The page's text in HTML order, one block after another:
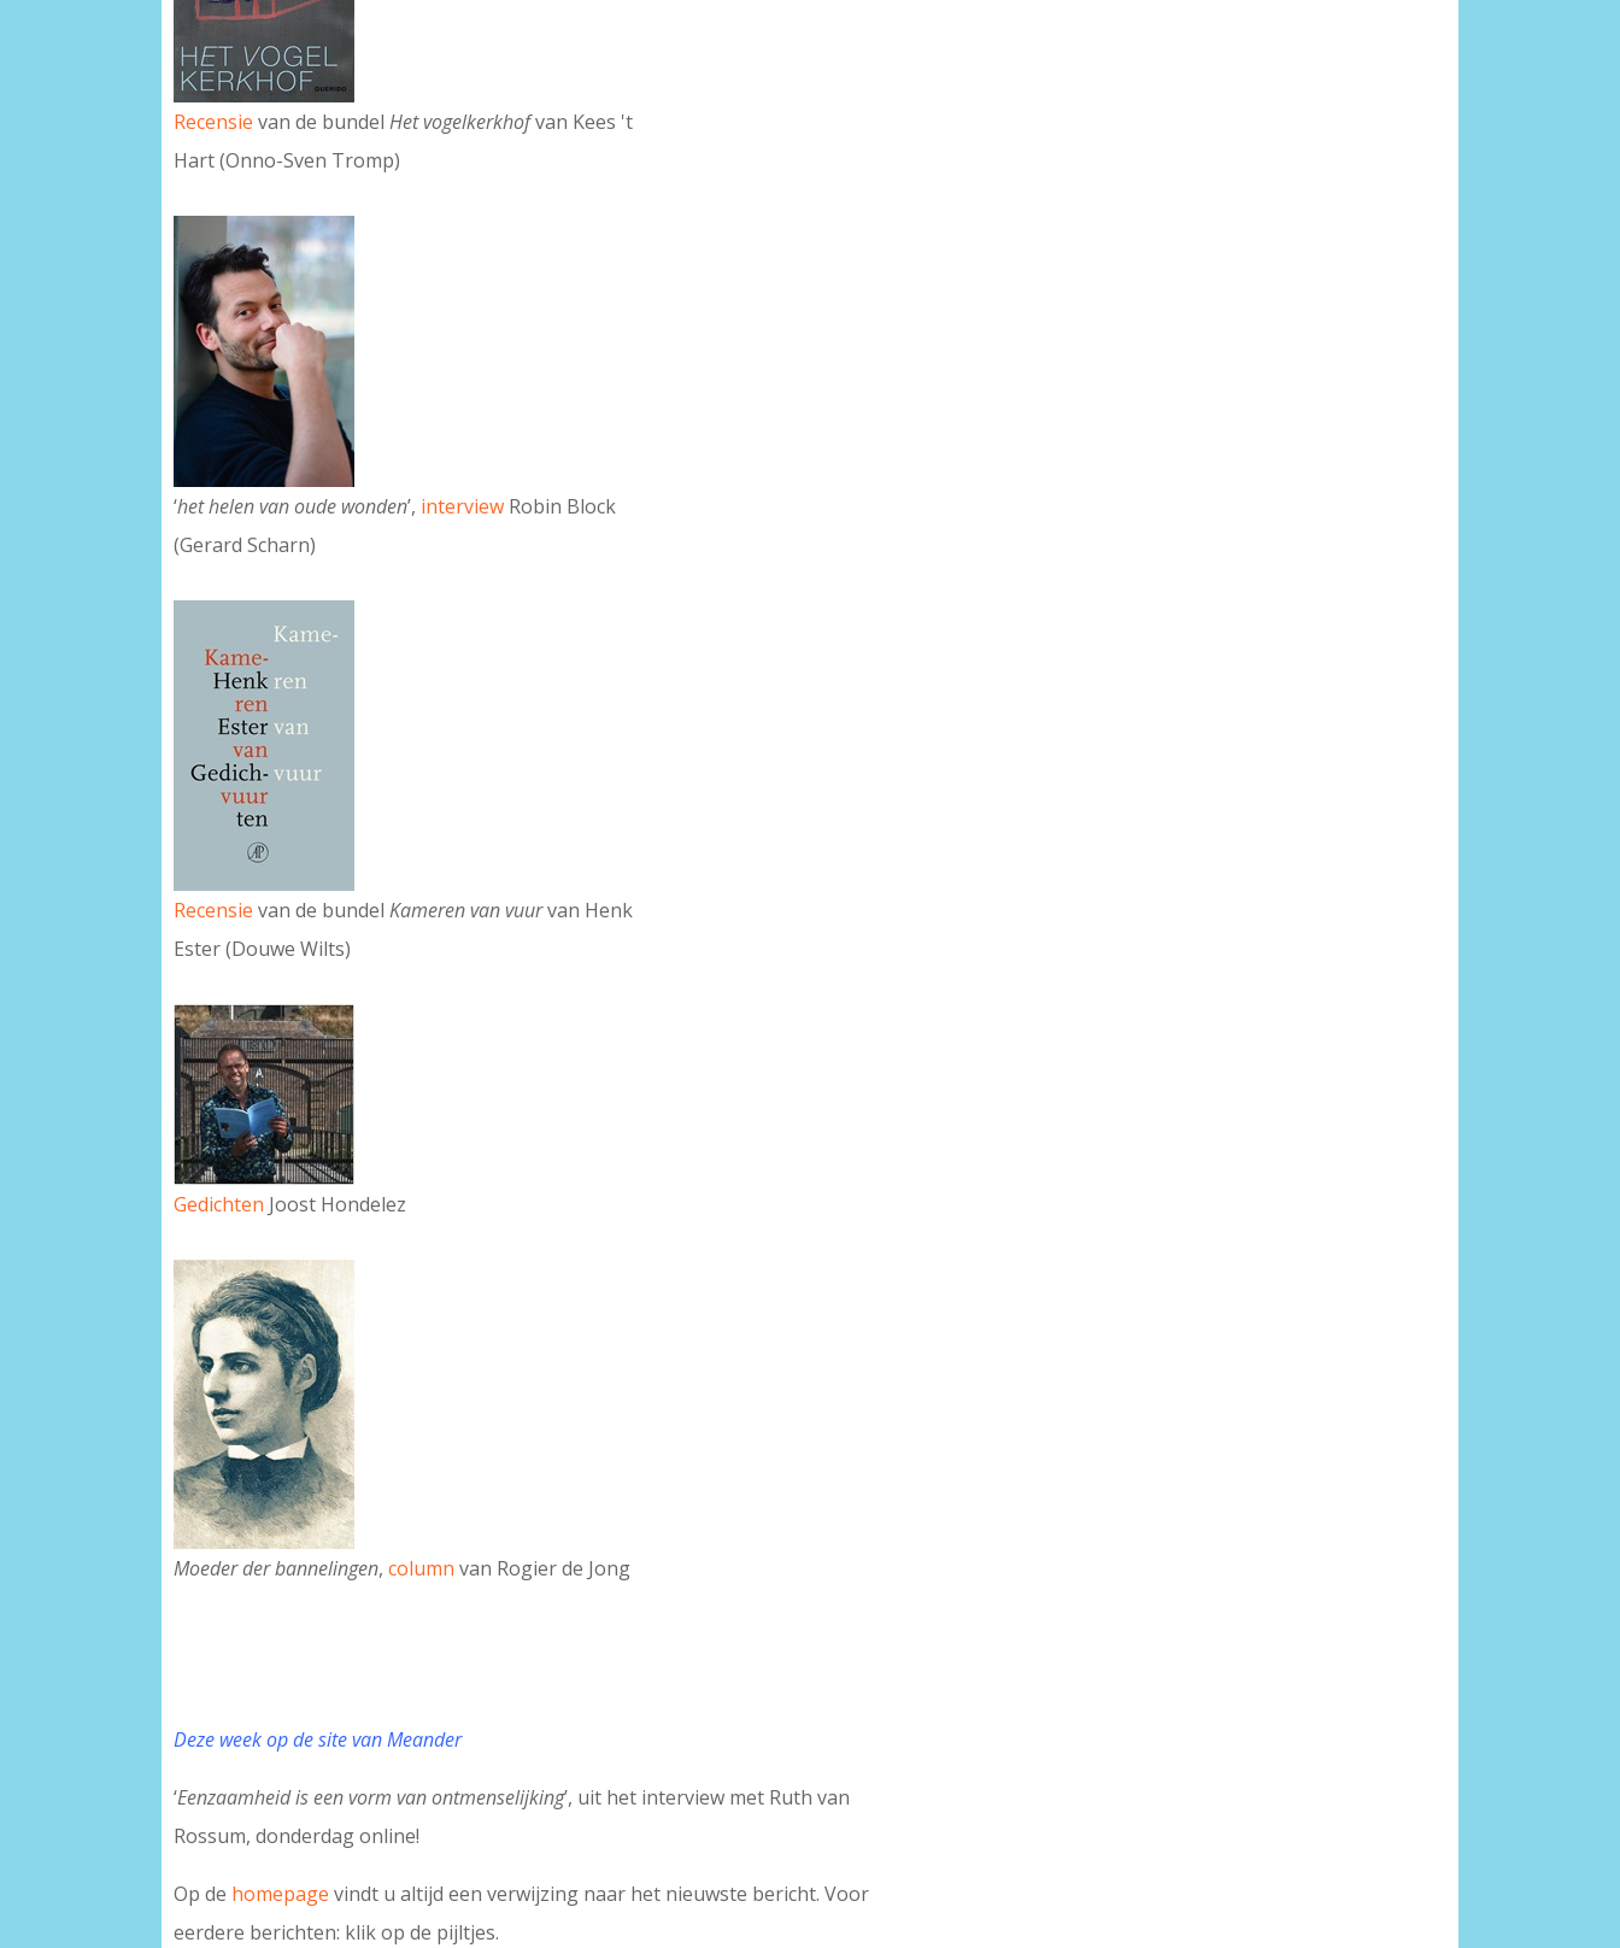
Recensie van de bundelHet vogelkerkhofvan Kees 't
Hart (Onno-Sven Tromp)
‘het helen van oude wonden’, interview Robin Block
(Gerard Scharn)
Recensie van de bundelKameren van vuurvan Henk
Ester (Douwe Wilts)
Gedichten Joost Hondelez
Moeder der bannelingen,column van Rogier de Jong
Deze week op de site van Meander
‘Eenzaamheid is een vorm van ontmenselijking’, uit het interview met Ruth van
Rossum, donderdag online!
Op de homepage vindt u altijd een verwijzing naar het nieuwste bericht. Voor
eerdere berichten: klik op de pijltjes.